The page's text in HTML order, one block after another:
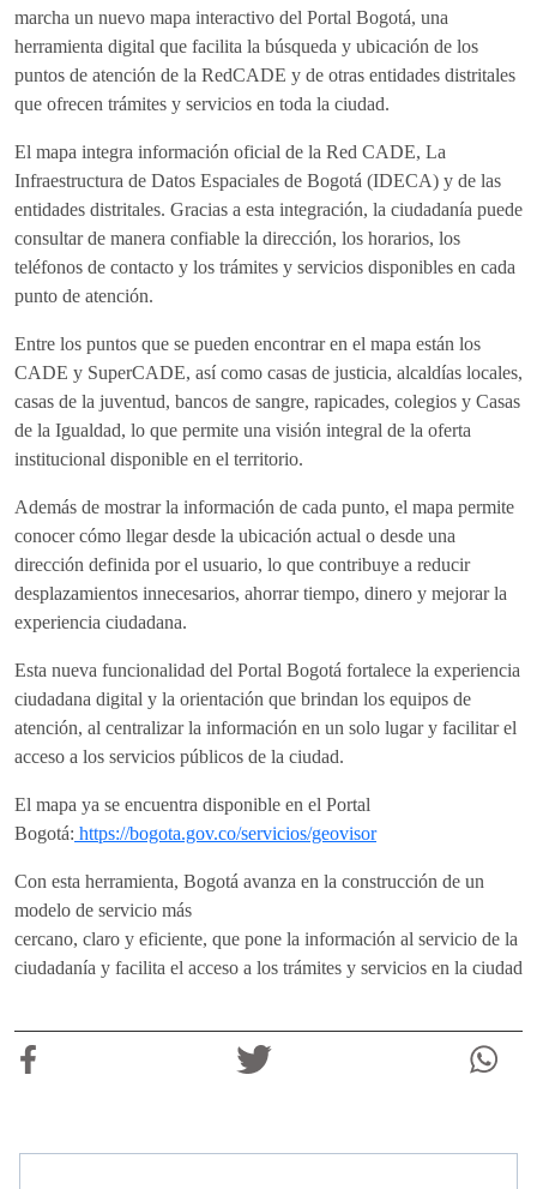
marcha un nuevo mapa interactivo del Portal Bogotá, una
herramienta digital que facilita la búsqueda y ubicación de los
puntos de atención de la RedCADE y de otras entidades distritales
que ofrecen trámites y servicios en toda la ciudad.
El mapa integra información oficial de la Red CADE, La
Infraestructura de Datos Espaciales de Bogotá (IDECA) y de las
entidades distritales. Gracias a esta integración, la ciudadanía puede
consultar de manera confiable la dirección, los horarios, los
teléfonos de contacto y los trámites y servicios disponibles en cada
punto de atención.
Entre los puntos que se pueden encontrar en el mapa están los
CADE y SuperCADE, así como casas de justicia, alcaldías locales,
casas de la juventud, bancos de sangre, rapicades, colegios y Casas
de la Igualdad, lo que permite una visión integral de la oferta
institucional disponible en el territorio.
Además de mostrar la información de cada punto, el mapa permite
conocer cómo llegar desde la ubicación actual o desde una
dirección definida por el usuario, lo que contribuye a reducir
desplazamientos innecesarios, ahorrar tiempo, dinero y mejorar la
experiencia ciudadana.
Esta nueva funcionalidad del Portal Bogotá fortalece la experiencia
ciudadana digital y la orientación que brindan los equipos de
atención, al centralizar la información en un solo lugar y facilitar el
acceso a los servicios públicos de la ciudad.
El mapa ya se encuentra disponible en el Portal
Bogotá: https://bogota.gov.co/servicios/geovisor
Con esta herramienta, Bogotá avanza en la construcción de un
modelo de servicio más
cercano, claro y eficiente, que pone la información al servicio de la
ciudadanía y facilita el acceso a los trámites y servicios en la ciudad